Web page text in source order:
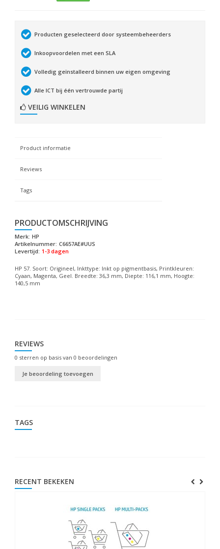
Producten geselecteerd door systeembeheerders
Inkoopvoordelen met een SLA
Volledig geïnstalleerd binnen uw eigen omgeving
Alle ICT bij één vertrouwde partij
VEILIG WINKELEN
Product informatie
Reviews
Tags
PRODUCTOMSCHRIJVING
Merk: HP
Artikelnummer: C6657AE#UUS
Levertijd: 1-3 dagen
HP 57. Soort: Origineel, Inkttype: Inkt op pigmentbasis, Printkleuren:
Cyaan, Magenta, Geel. Breedte: 36,3 mm, Diepte: 116,1 mm, Hoogte:
140,5 mm
REVIEWS
0 sterren op basis van 0 beoordelingen
Je beoordeling toevoegen
TAGS
RECENT BEKEKEN